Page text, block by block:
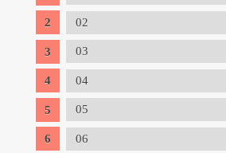
02
03
04
05
06